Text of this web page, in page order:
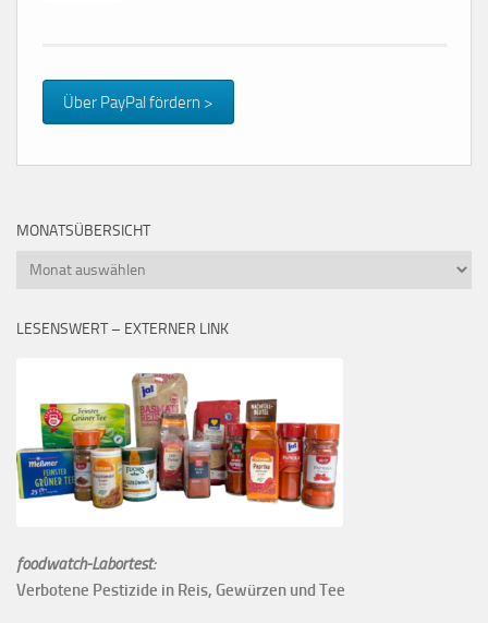
Über PayPal fördern >
MONATSÜBERSICHT
Monatsübersicht
LESENSWERT – EXTERNER LINK
foodwatch-Labortest:
Verbotene Pestizide in Reis, Gewürzen und Tee